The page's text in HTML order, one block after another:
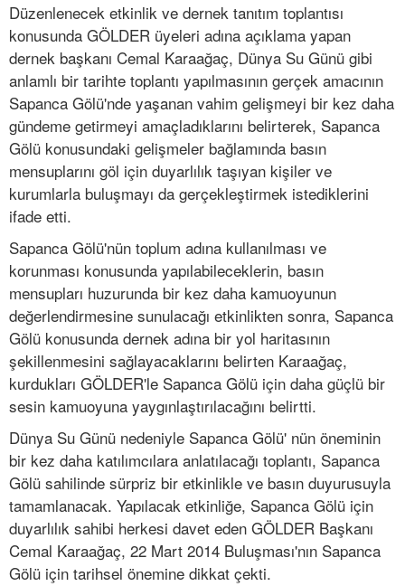
Düzenlenecek etkinlik ve dernek tanıtım toplantısı
konusunda GÖLDER üyeleri adına açıklama yapan
dernek başkanı Cemal Karaağaç, Dünya Su Günü gibi
anlamlı bir tarihte toplantı yapılmasının gerçek amacının
Sapanca Gölü'nde yaşanan vahim gelişmeyi bir kez daha
gündeme getirmeyi amaçladıklarını belirterek, Sapanca
Gölü konusundaki gelişmeler bağlamında basın
mensuplarını göl için duyarlılık taşıyan kişiler ve
kurumlarla buluşmayı da gerçekleştirmek istediklerini
ifade etti.
Sapanca Gölü'nün toplum adına kullanılması ve
korunması konusunda yapılabileceklerin, basın
mensupları huzurunda bir kez daha kamuoyunun
değerlendirmesine sunulacağı etkinlikten sonra, Sapanca
Gölü konusunda dernek adına bir yol haritasının
şekillenmesini sağlayacaklarını belirten Karaağaç,
kurdukları GÖLDER'le Sapanca Gölü için daha güçlü bir
sesin kamuoyuna yaygınlaştırılacağını belirtti.
Dünya Su Günü nedeniyle Sapanca Gölü' nün öneminin
bir kez daha katılımcılara anlatılacağı toplantı, Sapanca
Gölü sahilinde sürpriz bir etkinlikle ve basın duyurusuyla
tamamlanacak. Yapılacak etkinliğe, Sapanca Gölü için
duyarlılık sahibi herkesi davet eden GÖLDER Başkanı
Cemal Karaağaç, 22 Mart 2014 Buluşması'nın Sapanca
Gölü için tarihsel önemine dikkat çekti.